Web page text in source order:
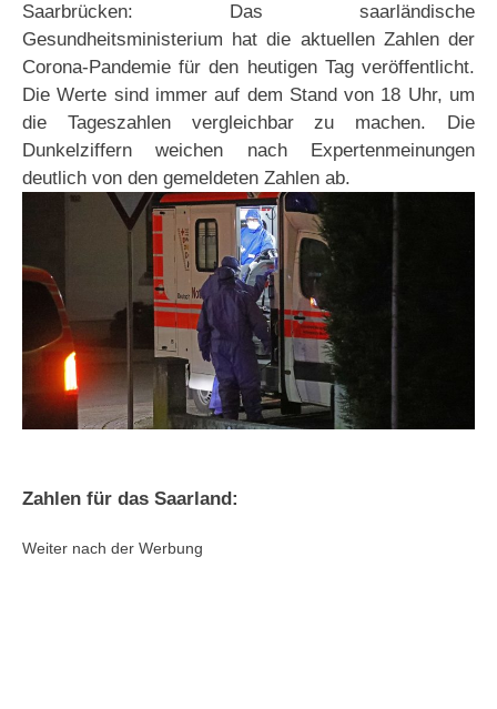
Saarbrücken: Das saarländische
Gesundheitsministerium hat die aktuellen Zahlen der
Corona-Pandemie für den heutigen Tag veröffentlicht.
Die Werte sind immer auf dem Stand von 18 Uhr, um
die Tageszahlen vergleichbar zu machen. Die
Dunkelziffern weichen nach Expertenmeinungen
deutlich von den gemeldeten Zahlen ab.
Zahlen für das Saarland:
Weiter nach der Werbung